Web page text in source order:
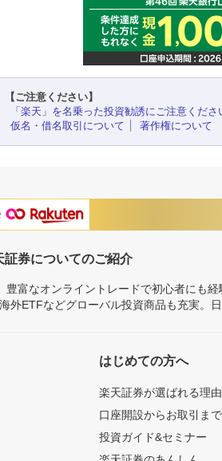
【ご注意ください】
「楽天」を名乗った投資勧誘にご注意くださ
仮名・借名取引について
著作権について
証券についてのご紹介
豊富なオンライントレードで初心者にも
外ETFなどグローバル投資商品も充実。
はじめての方へ
楽天証券が選ばれる理由
口座開設からお取引ま
投資ガイド&セミナー